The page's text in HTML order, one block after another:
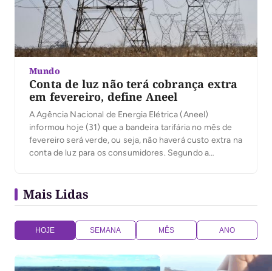
Mundo
Conta de luz não terá cobrança extra
em fevereiro, define Aneel
A Agência Nacional de Energia Elétrica (Aneel)
informou hoje (31) que a bandeira tarifária no mês de
fevereiro será verde, ou seja, não haverá custo extra na
conta de luz para os consumidores. Segundo a
hidrelétricas e o custo de […]
Mais Lidas
HOJE SEMANA MÊS ANO